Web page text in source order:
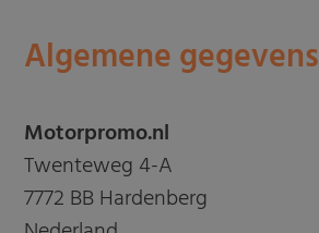
Algemene gegevens
Motorpromo.nl
Twenteweg 4-A
7772 BB Hardenberg